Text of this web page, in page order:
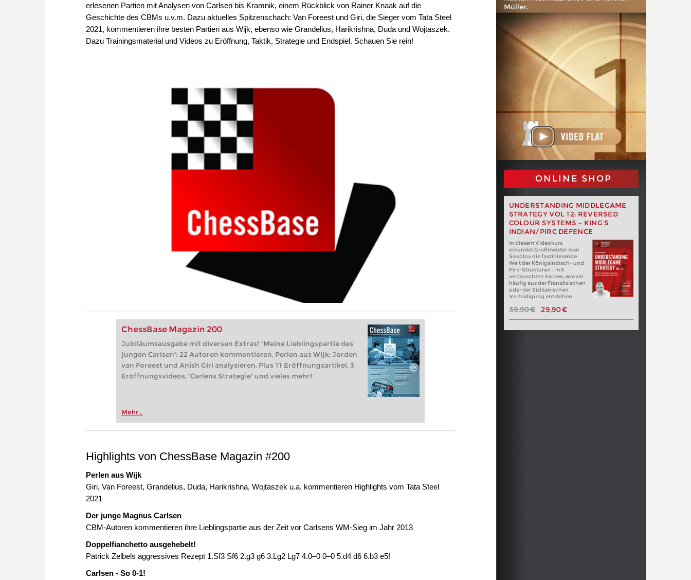
erlesenen Partien mit Analysen von Carlsen bis Kramnik, einem Rückblick von Rainer Knaak auf die
Geschichte des CBMs u.v.m. Dazu aktuelles Spitzenschach: Van Foreest und Giri, die Sieger vom Tata Steel
2021, kommentieren ihre besten Partien aus Wijk, ebenso wie Grandelius, Harikrishna, Duda und Wojtaszek.
Dazu Trainingsmaterial und Videos zu Eröffnung, Taktik, Strategie und Endspiel. Schauen Sie rein!
ChessBase Magazin 200
Jubiläumsausgabe mit diversen Extras! "Meine Lieblingspartie des
jungen Carlsen": 22 Autoren kommentieren. Perlen aus Wijk: Jorden
van Foreest und Anish Giri analysieren. Plus 11 Eröffnungsartikel, 3
Eröffnungsvideos, "Carlens Strategie" und vieles mehr!
Mehr...
Müller.
ONLINE SHOP
UNDERSTANDING MIDDLEGAME
STRATEGY VOL 12: REVERSED
COLOUR SYSTEMS – KING’S
INDIAN/PIRC DEFENCE
In diesem Videokurs
erkundet Großmeister Ivan
Sokolov die faszinierende
Welt der Königsindisch- und
Pirc-Strukturen – mit
vertauschten Farben, wie sie
häufig aus der Französischen
oder der Sizilianischen
Verteidigung entstehen.
39,90 € 29,90 €
Highlights von ChessBase Magazin #200
Perlen aus Wijk
Giri, Van Foreest, Grandelius, Duda, Harikrishna, Wojtaszek u.a. kommentieren Highlights vom Tata Steel
2021
Der junge Magnus Carlsen
CBM-Autoren kommentieren ihre Lieblingspartie aus der Zeit vor Carlsens WM-Sieg im Jahr 2013
Doppelfianchetto ausgehebelt!
Patrick Zelbels aggressives Rezept 1.Sf3 Sf6 2.g3 g6 3.Lg2 Lg7 4.0–0 0–0 5.d4 d6 6.b3 e5!
Carlsen - So 0-1!